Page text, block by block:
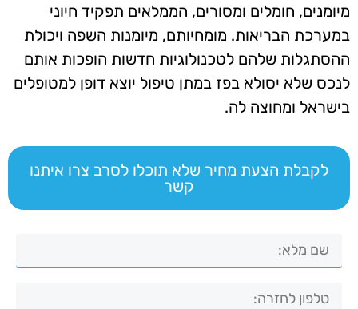
מיומנים, חומלים ומסורים, הממלאים תפקיד חיוני
במערכת הבריאות. מומחיותם, מיומנות השפה ויכולת
ההסתגלות שלהם לטכנולוגיות חדשות הופכות אותם
לנכס שלא יסולא בפז במתן טיפול יוצא דופן למטופלים
בישראל ומחוצה לה.
לקבלת הצעת מחיר שלא תוכלו לסרב צרו איתנו
קשר